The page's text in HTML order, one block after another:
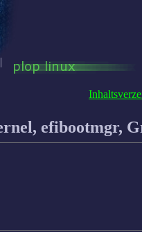
efibootmgr,